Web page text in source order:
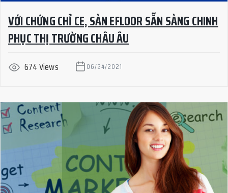
VỚI CHỨNG CHỈ CE, SÀN EFLOOR SẴN SÀNG CHINH
PHỤC THỊ TRƯỜNG CHÂU ÂU
674 Views 06/24/2021